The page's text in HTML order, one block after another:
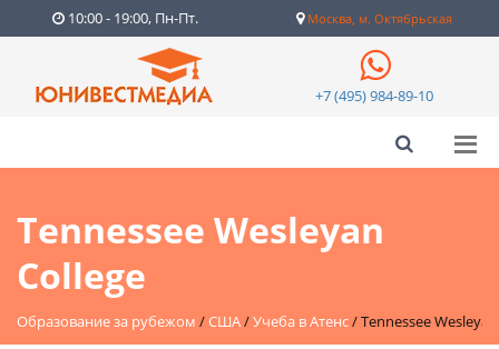
10:00 - 19:00, Пн-Пт. Москва, м. Октябрьская
+7 (495) 984-89-10
Tennessee Wesleyan
College
Образование за рубежом /США/Учеба в Атенс/Tennessee